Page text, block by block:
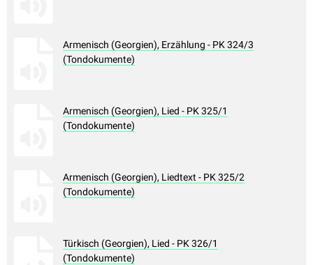
Armenisch (Georgien), Erzählung - PK 324/3
(Tondokumente)
Armenisch (Georgien), Lied - PK 325/1
(Tondokumente)
Armenisch (Georgien), Liedtext - PK 325/2
(Tondokumente)
Türkisch (Georgien), Lied - PK 326/1
(Tondokumente)